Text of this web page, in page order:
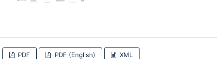
PDF PDF (English) XML